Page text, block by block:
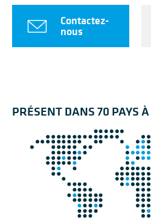
Contactez-
nous
PRÉSENT DANS 70 PAYS